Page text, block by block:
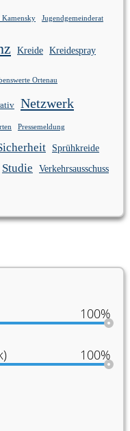
Kamensky Jugendgemeinderat
Kreide Kreidespray
Ortenau
Netzwerk
Pressemeldung
Sprühkreide
Studie Verkehrsausschuss
100%
100%